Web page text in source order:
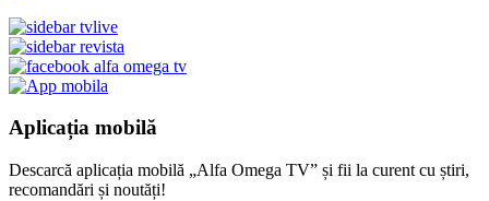
Aplicația mobilă
Descarcă aplicația mobilă „Alfa Omega TV” și fii la curent cu știri,
recomandări și noutăți!